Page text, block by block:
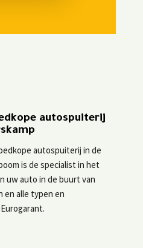
autospuiterij
autospuiterij in de
is de specialist in het
uw auto in de buurt van
en alle typen en